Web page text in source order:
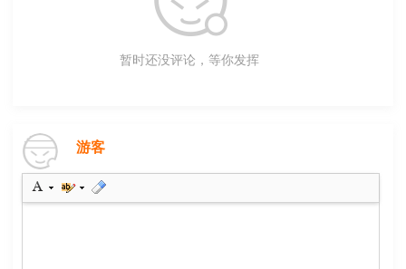
暂时还没评论，等你发挥
游客